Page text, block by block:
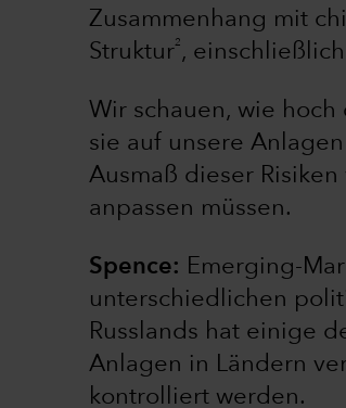
Zusammenhang mit
Struktur2 ,
Wir schauen, wie hoch
sie auf unsere
Ausmaß dieser
anpassen müssen.
Spence: Emerging-
unterschiedlichen
Russlands hat einige
Anlagen in Ländern
kontrolliert werden.